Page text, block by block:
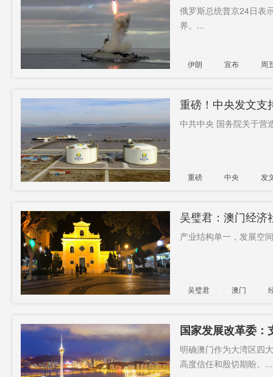
俄罗斯总统普京24日表
界。...
伊朗 宣布
周
重磅！中央发文支
中共中央 国务院关于营
重磅 中央
发
吴璧君：澳门经济
产业结构单一，发展空
吴璧君 澳门
国家发展改革委：
明确澳门作为大湾区四
高度信任和殷切期盼。...